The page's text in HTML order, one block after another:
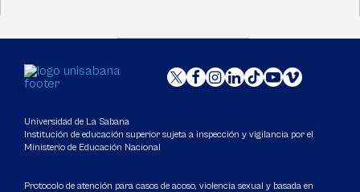
Universidad de La Sabana
Institución de educación superior sujeta a inspección y vigilancia por el
Ministerio de Educación Nacional
Protocolo de atención para casos de acoso, violencia sexual y basada en